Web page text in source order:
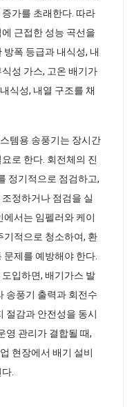
가를 초래한다. 따라
근접한 성능 곡선을
폭 등급과 내식성, 내
성 가스, 고온 배기가
식성, 내열 구조를 채
템용 송풍기는 장시간
로 한다. 회전체의 진
정기적으로 점검하고,
정하거나 점검을 실
에서는 임펠러와 케이
기적으로 청소하여, 환
제를 예방해야 한다.
입하면, 배기가스 발
송풍기 출력과 회전수
절감과 안전성을 동시
영 관리가 결합될 때,
현장에서 배기 설비
.